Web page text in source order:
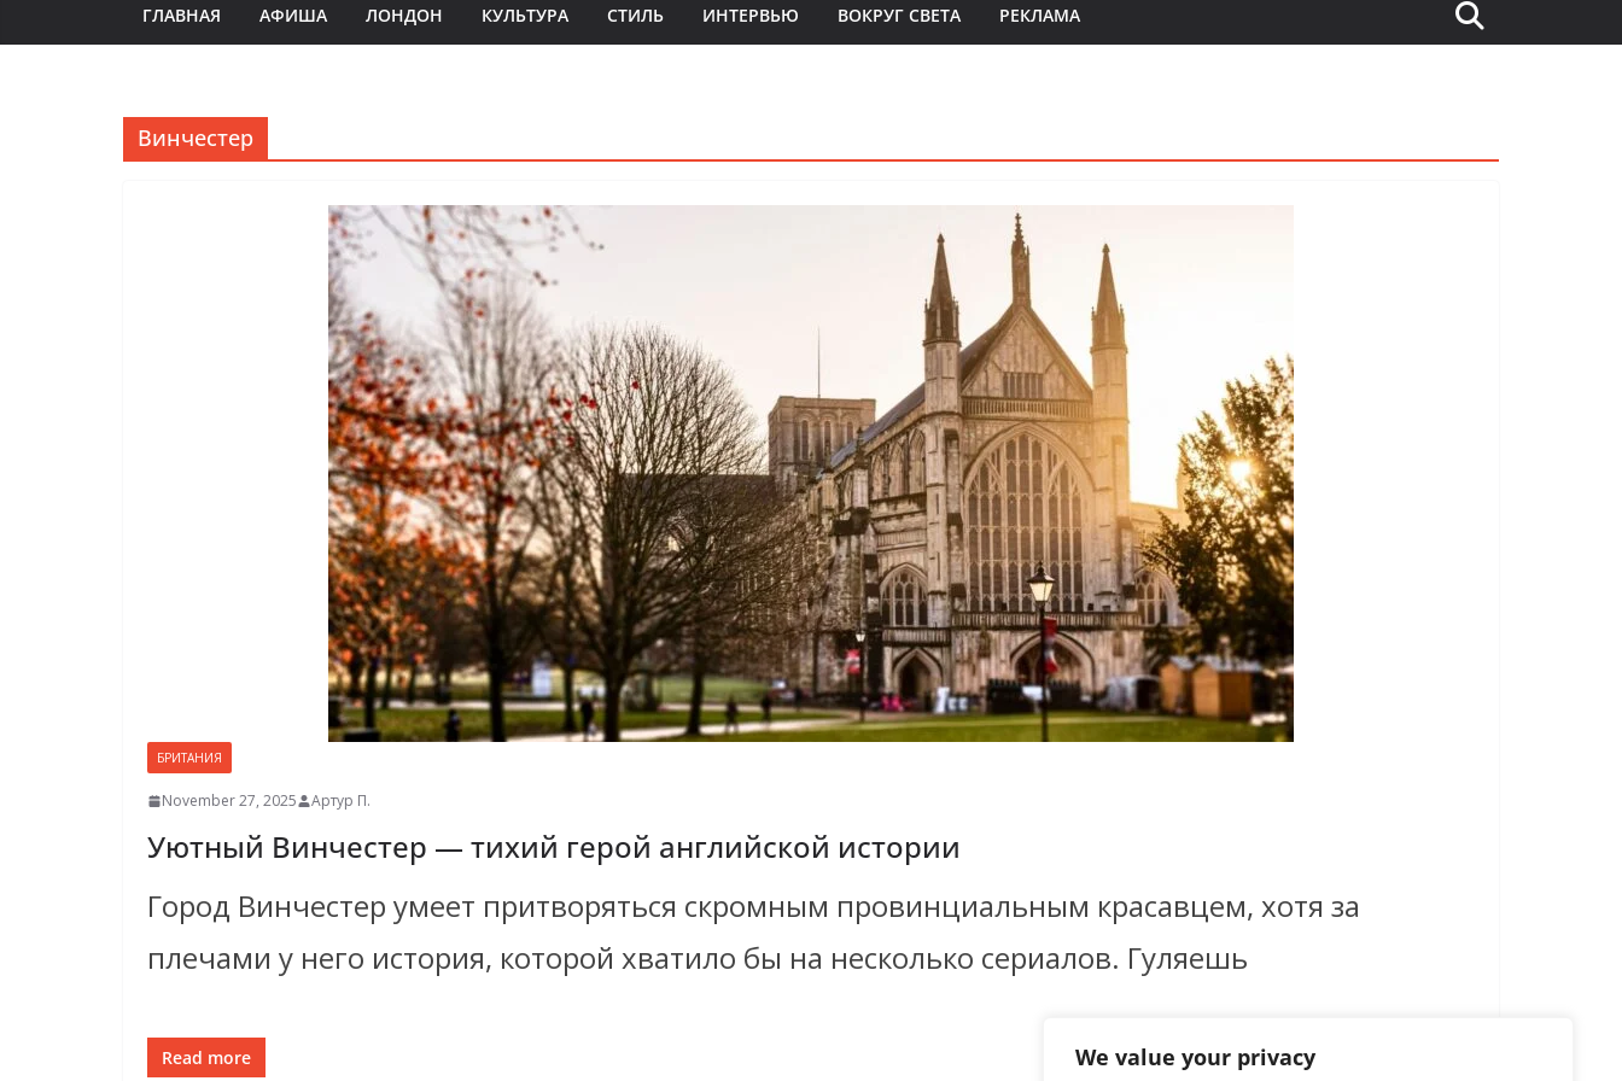
We value your privacy
ГЛАВНАЯ АФИША ЛОНДОН КУЛЬТУРА СТИЛЬ ИНТЕРВЬЮ ВОКРУГ СВЕТА РЕКЛАМА
Винчестер
БРИТАНИЯ
November 27, 2025 Артур П.
Уютный Винчестер — тихий герой английской истории
Город Винчестер умеет притворяться скромным провинциальным красавцем, хотя за
плечами у него история, которой хватило бы на несколько сериалов. Гуляешь
Read more